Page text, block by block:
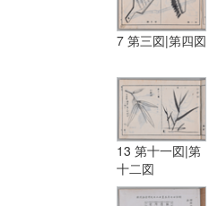
7 第三図|第四図
13 第十一図|第
十二図